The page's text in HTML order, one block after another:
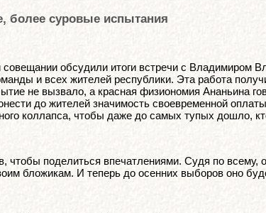
более суровые испытания
обсудили итоги встречи с Владимиром
и всех жителей республики. Эта работа
не вызвало, а красная физиономия Ананьина
до жителей значимость своевременной
коллапса, чтобы даже до самых тупых дошло,
чтобы поделиться впечатлениями. Судя по всему,
бложикам. И теперь до осенних выборов оно